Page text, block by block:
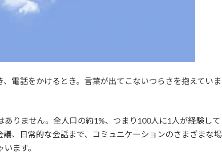
電話をかけるとき。言葉が出てこないつらさを抱えていま
りません。全人口の約1%、つまり100人に1人が経験して
、日常的な会話まで、コミュニケーションのさまざまな場
ます。